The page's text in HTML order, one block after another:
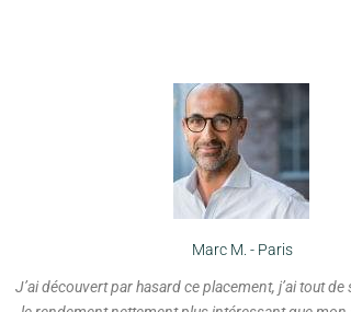
Marc M. - Paris
J’ai découvert par hasard ce placement, j’ai tout de